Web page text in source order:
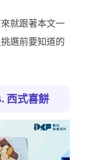
就跟著本文一
選前要知道的
西式喜餅